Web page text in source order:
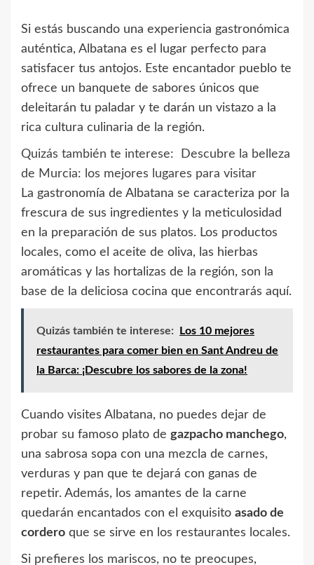
Si estás buscando una experiencia gastronómica
auténtica, Albatana es el lugar perfecto para
satisfacer tus antojos. Este encantador pueblo te
ofrece un banquete de sabores únicos que
deleitarán tu paladar y te darán un vistazo a la
rica cultura culinaria de la región.
Quizás también te interese:
Descubre la belleza
de Murcia: los mejores lugares para visitar
La gastronomía de Albatana se caracteriza por la
frescura de sus ingredientes y la meticulosidad
en la preparación de sus platos. Los productos
locales, como el aceite de oliva, las hierbas
aromáticas y las hortalizas de la región, son la
base de la deliciosa cocina que encontrarás aquí.
Quizás también te interese:
Los 10 mejores
restaurantes para comer bien en Sant Andreu de
la Barca: ¡Descubre los sabores de la zona!
Cuando visites Albatana, no puedes dejar de
probar su famoso plato de gazpacho manchego,
una sabrosa sopa con una mezcla de carnes,
verduras y pan que te dejará con ganas de
repetir. Además, los amantes de la carne
quedarán encantados con el exquisito asado de
cordero que se sirve en los restaurantes locales.
Si prefieres los mariscos, no te preocupes,